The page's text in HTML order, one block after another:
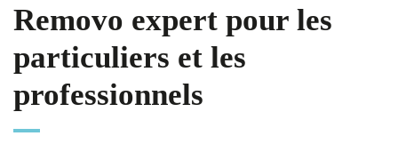
Removo expert pour les
particuliers et les
professionnels